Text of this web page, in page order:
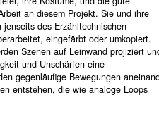
an diesem Projekt. Sie und ihre
des Erzähltechnischen
eingefärbt oder umkopiert.
Szenen auf Leinwand projiziert
und Unschärfen eine
gegenläufige Bewegungen
entstehen, die wie analoge Loops